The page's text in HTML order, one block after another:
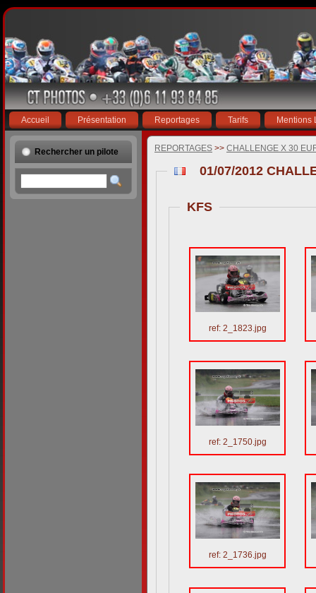
Accueil Présentation Reportages Tarifs Mentions
Rechercher un pilote REPORTAGES >> CHALLENGE X 30
01/07/2012
KFS
ref: 2_1823.jpg
ref: 2_1750.jpg
ref: 2_1736.jpg